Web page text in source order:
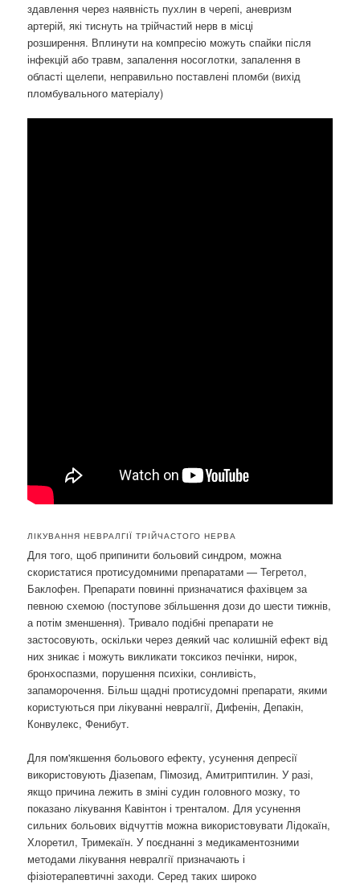
здавлення через наявність пухлин в черепі, аневризм
артерій, які тиснуть на трійчастий нерв в місці
розширення. Вплинути на компресію можуть спайки після
інфекцій або травм, запалення носоглотки, запалення в
області щелепи, неправильно поставлені пломби (вихід
пломбувального матеріалу)
ЛІКУВАННЯ НЕВРАЛГІЇ ТРІЙЧАСТОГО НЕРВА
Для того, щоб припинити больовий синдром, можна
скористатися протисудомними препаратами — Тегретол,
Баклофен. Препарати повинні призначатися фахівцем за
певною схемою (поступове збільшення дози до шести тижнів,
а потім зменшення). Тривало подібні препарати не
застосовують, оскільки через деякий час колишній ефект від
них зникає і можуть викликати токсикоз печінки, нирок,
бронхоспазми, порушення психіки, сонливість,
запаморочення. Більш щадні протисудомні препарати, якими
користуються при лікуванні невралгії, Дифенін, Депакін,
Конвулекс, Фенибут.
Для пом'якшення больового ефекту, усунення депресії
використовують Діазепам, Пімозид, Амитриптилин. У разі,
якщо причина лежить в зміні судин головного мозку, то
показано лікування Кавінтон і тренталом. Для усунення
сильних больових відчуттів можна використовувати Лідокаїн,
Хлоретил, Тримекаїн. У поєднанні з медикаментозними
методами лікування невралгії призначають і
фізіотерапевтичні заходи. Серед таких широко